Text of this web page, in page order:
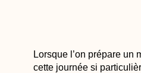
Lorsque l’on prépare un
cette journée si